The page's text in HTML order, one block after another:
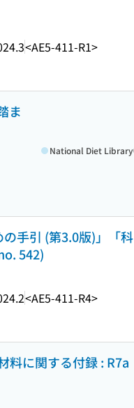
<AE5-411-R1>
ま
National Diet Library
手引 (第3.0版)」「科
542)
<AE5-411-R4>
料に関する付録 : R7a